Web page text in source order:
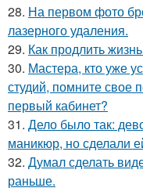
28. На первом фото
лазерного удаления.
29. Как продлить
30. Мастера, кто уже
студий, помните свое
первый кабинет?
31. Дело было так:
маникюр, но сделали
32. Думал сделать
раньше.